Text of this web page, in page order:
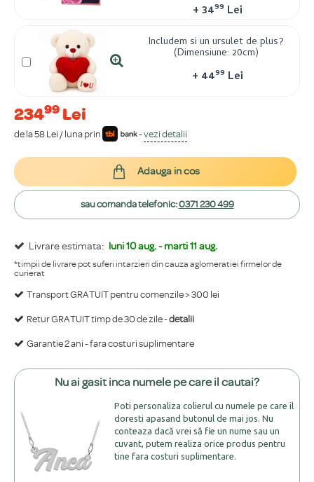
Livrare estimata: luni 10 aug. - marti 11 aug.
*timpii de livrare pot suferi intarzieri din cauza aglomeratiei firmelor de
curierat
Transport GRATUIT pentru comenzile > 300 lei
Retur GRATUIT timp de 30 de zile -detalii
Garantie 2 ani - fara costuri suplimentare
23499 Lei
de la 58 Lei / luna prin -vezi detalii
+3499 Lei
Includem si un ursulet de plus?
(Dimensiune: 20cm)
+ 4499 Lei
Adauga in cos
sau comanda telefonic:0371 230 499
Nu ai gasit inca numele pe care il cautai?
Poti personaliza colierul cu numele pe care il
doresti apasand butonul de mai jos. Nu
conteaza dacă vrei să fie un nume sau un
cuvant, putem realiza orice produs pentru
tine fara costuri suplimentare.